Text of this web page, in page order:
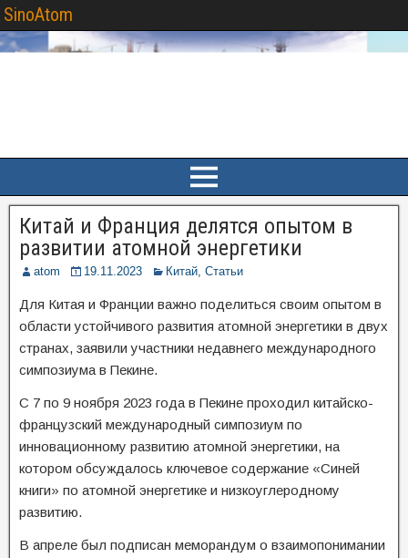
SinoAtom
Китай и Франция делятся опытом в
развитии атомной энергетики
atom 19.11.2023 Китай, Статьи
Для Китая и Франции важно поделиться своим опытом в
области устойчивого развития атомной энергетики в двух
странах, заявили участники недавнего международного
симпозиума в Пекине.
С 7 по 9 ноября 2023 года в Пекине проходил китайско-
французский международный симпозиум по
инновационному развитию атомной энергетики, на
котором обсуждалось ключевое содержание «Синей
книги» по атомной энергетике и низкоуглеродному
развитию.
В апреле был подписан меморандум о взаимопонимании